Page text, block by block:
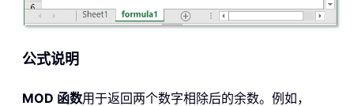
公式说明
MOD 函数用于返回两个数字相除后的余数。例如，